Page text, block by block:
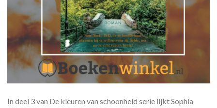
In deel 3 van De kleuren van schoonheid serie lijkt Sophia